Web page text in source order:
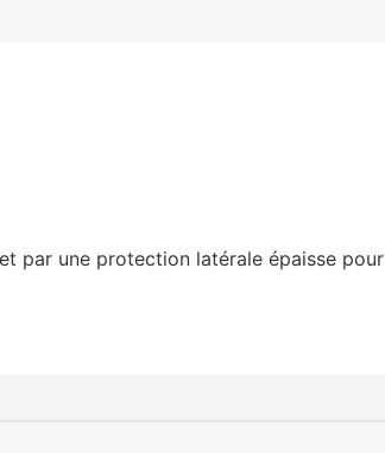
par une protection latérale épaisse